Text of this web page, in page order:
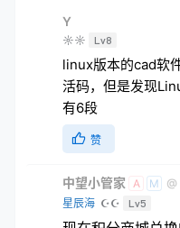
Y
☼☼ Lv8
linux版本的cad软
活码，但是发现
有6段
赞
中望小管家 A M @
星辰海 ☪☪ Lv5